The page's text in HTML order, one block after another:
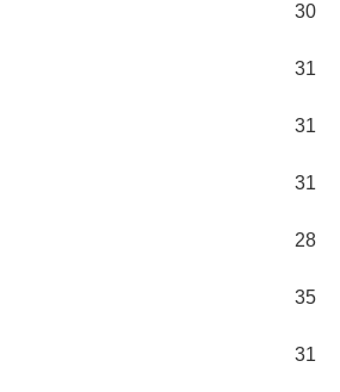
30
31
31
31
28
35
31